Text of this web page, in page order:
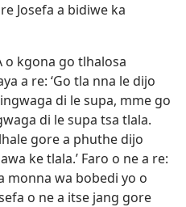
Josefa a bidiwe ka
o kgona go tlhalosa
a re: ‘Go tla nna le dijo
di le supa, mme go
di le supa tsa tlala.
gore a phuthe dijo
ke tlala.’ Faro o ne a re:
monna wa bobedi yo o
o ne a itse jang gore